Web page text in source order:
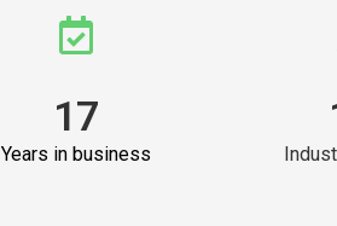
Years in business
17